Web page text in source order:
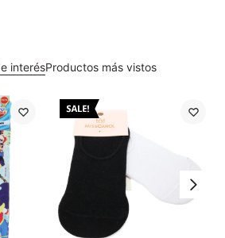
interésProductos más vistos